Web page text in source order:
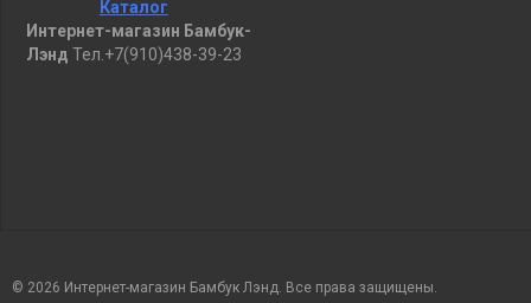
Каталог
Интернет-магазин Бамбук-
Лэнд Тел.+7(910)438-39-23
© 2026 Интернет-магазин Бамбук Лэнд. Все права защищены.